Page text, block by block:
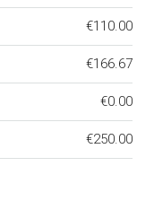
€110.00
€166.67
€0.00
€250.00